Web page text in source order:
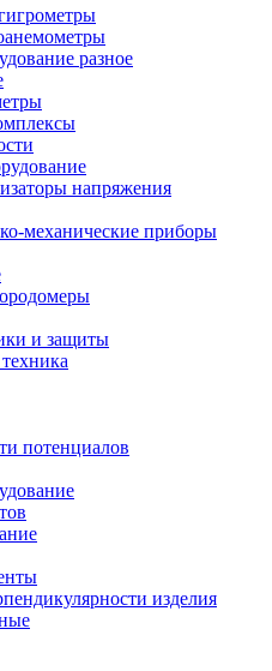
разное
напряжения
механические приборы
и защиты
потенциалов
изделия